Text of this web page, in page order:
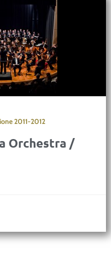
2011-2012
Orchestra /